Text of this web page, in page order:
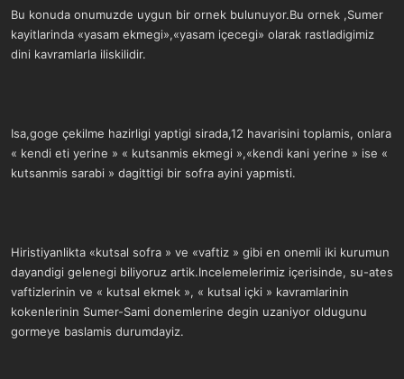
Bu konuda onumuzde uygun bir ornek bulunuyor.Bu ornek ,Sumer
kayitlarinda «yasam ekmegi»,«yasam içecegi» olarak rastladigimiz
dini kavramlarla iliskilidir.
Isa,goge çekilme hazirligi yaptigi sirada,12 havarisini toplamis, onlara
« kendi eti yerine » « kutsanmis ekmegi »,«kendi kani yerine » ise «
kutsanmis sarabi » dagittigi bir sofra ayini yapmisti.
Hiristiyanlikta «kutsal sofra » ve «vaftiz » gibi en onemli iki kurumun
dayandigi gelenegi biliyoruz artik.Incelemelerimiz içerisinde, su-ates
vaftizlerinin ve « kutsal ekmek », « kutsal içki » kavramlarinin
kokenlerinin Sumer-Sami donemlerine degin uzaniyor oldugunu
gormeye baslamis durumdayiz.